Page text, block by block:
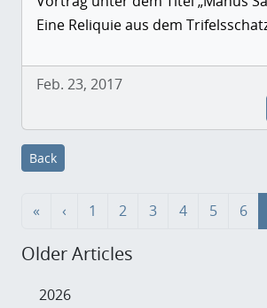
Eine Reliquie aus dem
Feb. 23, 2017
Back
« ‹ 1 2 3 4 5 6
Older Articles
2026